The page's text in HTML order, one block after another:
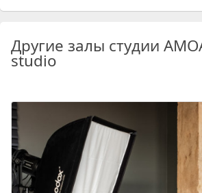
Другие залы студии
studio